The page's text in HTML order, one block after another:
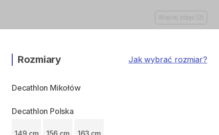
Więcej zdjęć (2 )
Rozmiary Jak wybrać rozmiar?
Decathlon Mikołów
Decathlon Polska
149 cm 156 cm 163 cm